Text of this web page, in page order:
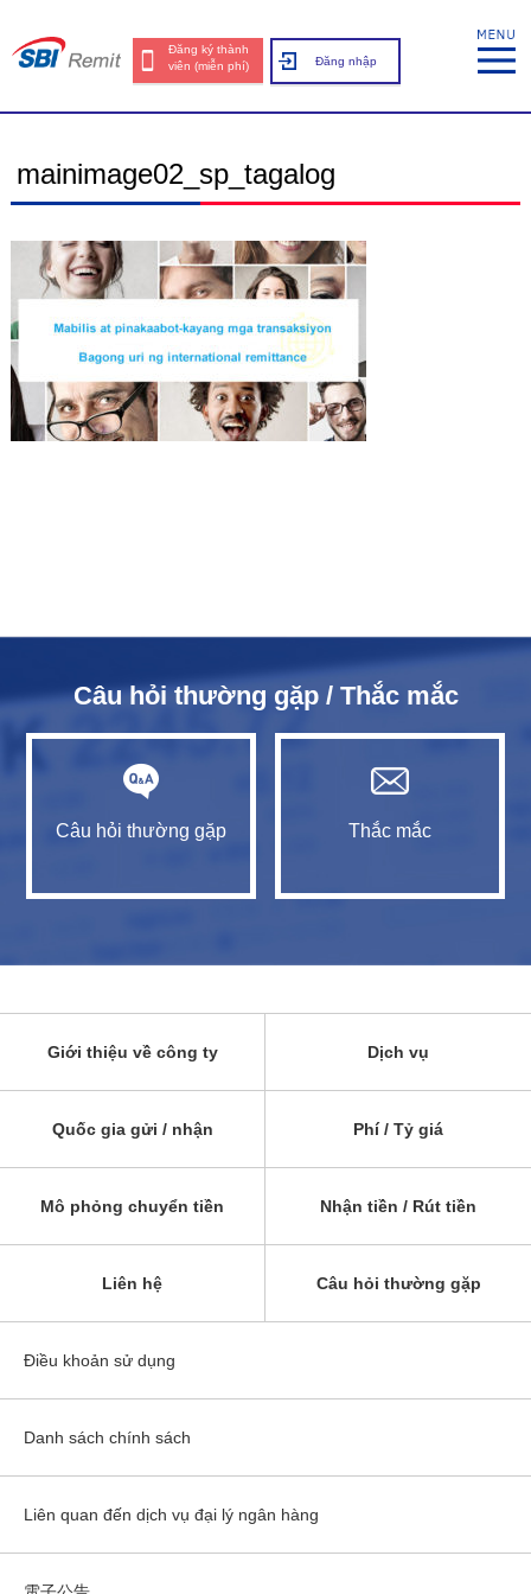
Đăng ký thành
viên (miễn phí)
Đăng nhập
mainimage02_sp_tagalog
Câu hỏi thường gặp / Thắc mắc
Câu hỏi thường gặp Thắc mắc
Giới thiệu về công ty Dịch vụ
Quốc gia gửi / nhận Phí / Tỷ giá
Mô phỏng chuyển tiền Nhận tiền / Rút tiền
Liên hệ Câu hỏi thường gặp
Điều khoản sử dụng
Danh sách chính sách
Liên quan đến dịch vụ đại lý ngân hàng